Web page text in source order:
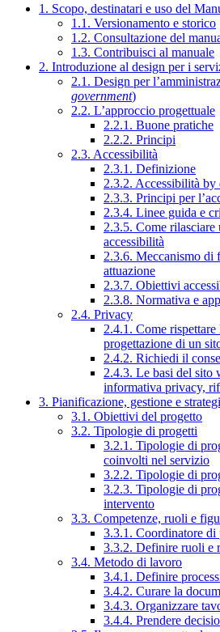
1. Scopo, destinatari e uso del
1.1. Versionamento e storico
1.2. Consultazione del
1.3. Contribuisci al manuale
2. Introduzione al design per i
2.1. Design per
government)
2.2. L’approccio progettuale
2.2.1. Buone pratiche
2.2.2. Principi
2.3. Accessibilità
2.3.1. Definizione
2.3.2. Accessibilità by
2.3.3. Principi per
2.3.4. Linee guida e
2.3.5. Come
accessibilità
2.3.6. Meccanismo di
attuazione
2.3.7. Obiettivi
2.3.8. Normativa e
2.4. Privacy
2.4.1. Come
progettazione di un
2.4.2. Richiedi il
2.4.3. Le basi del sito
informativa privacy,
3. Pianificazione, gestione e
3.1. Obiettivi del progetto
3.2. Tipologie di progetti
3.2.1. Tipologie di
coinvolti nel servizio
3.2.2. Tipologie di
3.2.3. Tipologie di
intervento
3.3. Competenze, ruoli e
3.3.1. Coordinatore di
3.3.2. Definire ruoli e
3.4. Metodo di lavoro
3.4.1. Definire
3.4.2. Curare la
3.4.3. Organizzare
3.4.4. Prendere